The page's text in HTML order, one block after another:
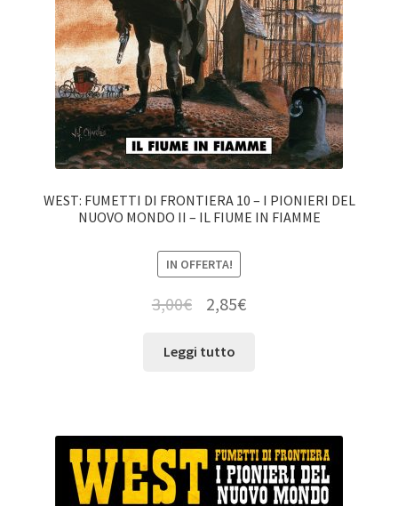
WEST: FUMETTI DI FRONTIERA 10 – I PIONIERI DEL
NUOVO MONDO II – IL FIUME IN FIAMME
IN OFFERTA!
3,00€ 2,85€
Leggi tutto